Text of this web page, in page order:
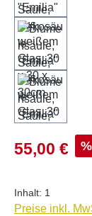
Verkaufspreis:
55,00 € %
Inhalt: 1
Preise inkl.